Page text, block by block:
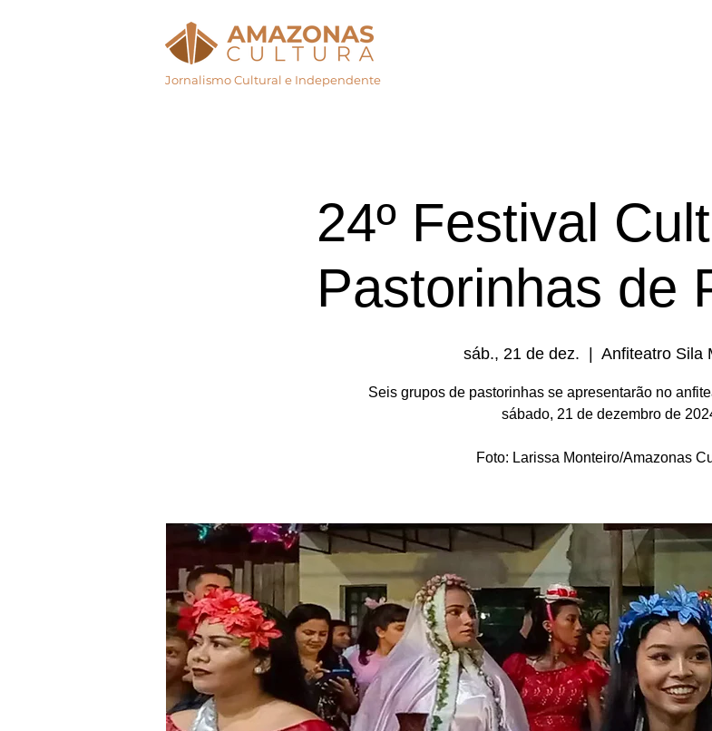
Jornalismo Cultural e Independente
24º Festival
Pastorinhas de
sáb., 21 de dez. Anfiteatro Sila
Seis grupos de pastorinhas se apresentarão no
sábado, 21 de dezembro de
Foto: Larissa Monteiro/Amazonas